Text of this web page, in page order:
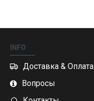
INFO
Доставка & Оплата
Вопросы